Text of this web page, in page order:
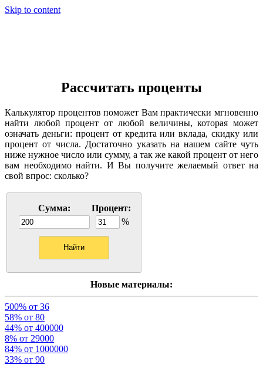
Skip to content
Рассчитать проценты
Калькулятор процентов поможет Вам практически мгновенно
найти любой процент от любой величины, которая может
означать деньги: процент от кредита или вклада, скидку или
процент от числа. Достаточно указать на нашем сайте чуть
ниже нужное число или сумму, а так же какой процент от него
вам необходимо найти. И Вы получите желаемый ответ на
свой впрос: сколько?
Сумма:
Процент:
%
Новые материалы:
500% от 36
58% от 80
44% от 400000
8% от 29000
84% от 1000000
33% от 90